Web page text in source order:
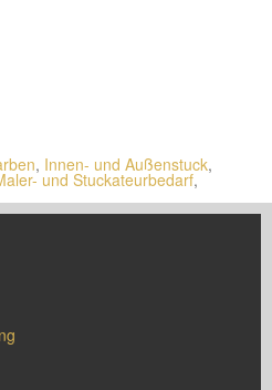
, Innen- und Außenstuck,
und Stuckateurbedarf,